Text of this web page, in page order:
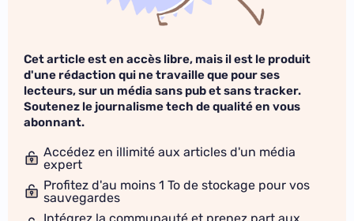
Cet article est en accès libre, mais il est le produit
d'une rédaction qui ne travaille que pour ses
lecteurs, sur un média sans pub et sans tracker.
Soutenez le journalisme tech de qualité en vous
abonnant.
Accédez en illimité aux articles d'un média
expert
Profitez d'au moins 1 To de stockage pour vos
sauvegardes
Intégrez la communauté et prenez part aux